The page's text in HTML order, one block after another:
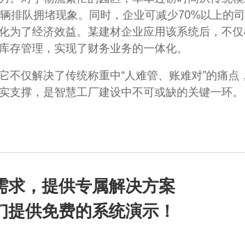
排队拥堵现象。同时，企业可减少70%以上的
为了经济效益。某建材企业应用该系统后，不
存管理，实现了财务业务的一体化。
仅解决了传统称重中“人难管、账难对”的痛点
撑，是智慧工厂建设中不可或缺的关键一环。
求，提供专属解决方案
供免费的系统演示！